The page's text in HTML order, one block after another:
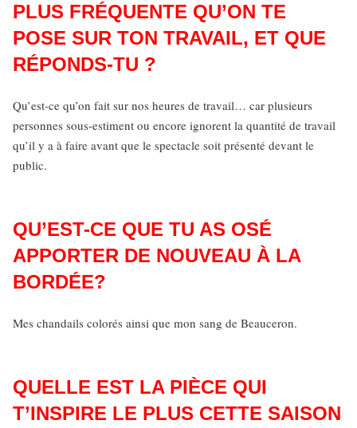
PLUS FRÉQUENTE QU’ON TE
POSE SUR TON TRAVAIL, ET QUE
RÉPONDS-TU ?
Qu’est-ce qu’on fait sur nos heures de travail… car plusieurs
personnes sous-estiment ou encore ignorent la quantité de travail
qu’il y a à faire avant que le spectacle soit présenté devant le
public.
QU’EST-CE QUE TU AS OSÉ
APPORTER DE NOUVEAU À LA
BORDÉE?
Mes chandails colorés ainsi que mon sang de Beauceron.
QUELLE EST LA PIÈCE QUI
T’INSPIRE LE PLUS CETTE SAISON